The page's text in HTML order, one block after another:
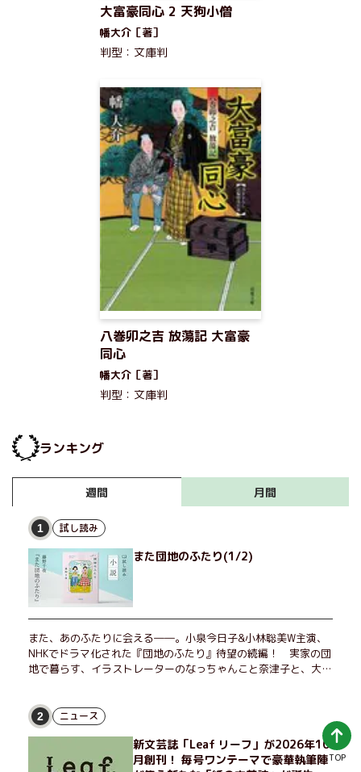
大富豪同心 2 天狗小僧
幡大介［著］
判型：文庫判
八巻卯之吉 放蕩記 大富豪
同心
幡大介［著］
判型：文庫判
ランキング
週間 月間
1 試し読み
また団地のふたり(1/2)
また、あのふたりに会える――。小泉今日子&小林聡美W主演、
NHKでドラマ化された『団地のふたり』待望の続編！ 実家の団
地で暮らす、イラストレーターのなっちゃんこと奈津子と、大学
げたり、部屋でふたりだけの「台湾映画祭」を催したり。50代
独身、幼なじみの変わらぬ友情とささやかな幸せの日々を描く。
2 ニュース
新文芸誌「Leaf リーフ」が2026年10
月創刊！ 毎号ワンテーマで豪華執筆陣TOP